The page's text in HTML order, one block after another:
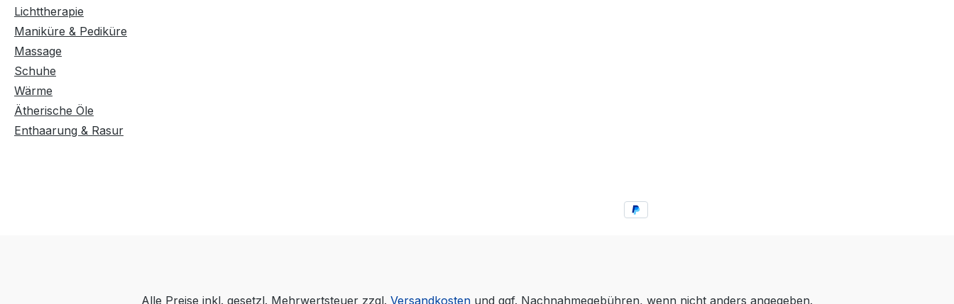
Lichttherapie
Maniküre & Pediküre
Massage
Schuhe
Wärme
Ätherische Öle
Enthaarung & Rasur
Alle Preise inkl. gesetzl. Mehrwertsteuer zzgl. Versandkosten und ggf. Nachnahmegebühren, wenn nicht anders angegeben.